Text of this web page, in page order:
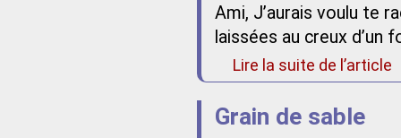
Ami, J’aurais voulu te
laissées au creux d’un
Lire la suite de l’article
Grain de sable